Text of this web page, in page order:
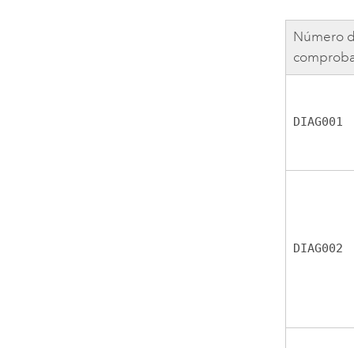
Número
DIAG001
DIAG002